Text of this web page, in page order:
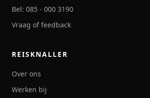
Bel: 085 - 000 3190
Vraag of feedback
REISKNALLER
Over ons
Werken bij